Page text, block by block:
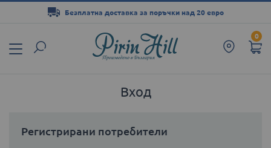
0
Безплатна доставка за поръчки над 20 евро
съдържанието
Вход
Регистрирани потребители